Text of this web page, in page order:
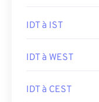
IDT à IST
IDT à WEST
IDT à CEST